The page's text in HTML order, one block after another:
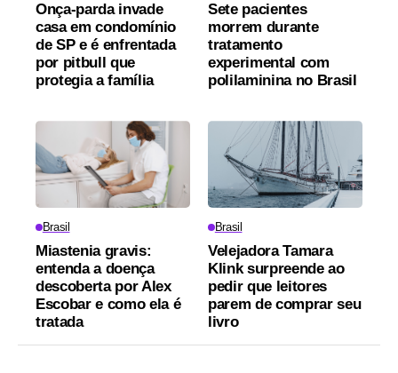
Onça-parda invade
casa em condomínio
de SP e é enfrentada
por pitbull que
protegia a família
Sete pacientes
morrem durante
tratamento
experimental com
polilaminina no Brasil
Brasil
Miastenia gravis:
entenda a doença
descoberta por Alex
Escobar e como ela é
tratada
Brasil
Velejadora Tamara
Klink surpreende ao
pedir que leitores
parem de comprar seu
livro